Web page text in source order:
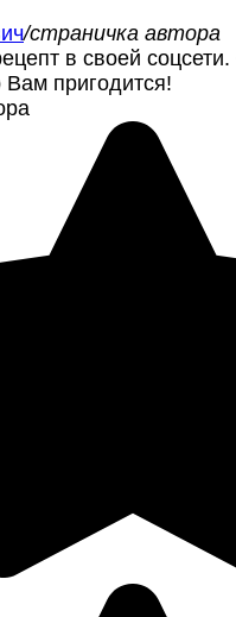
/страничка автора
в своей
Вам пригодится!